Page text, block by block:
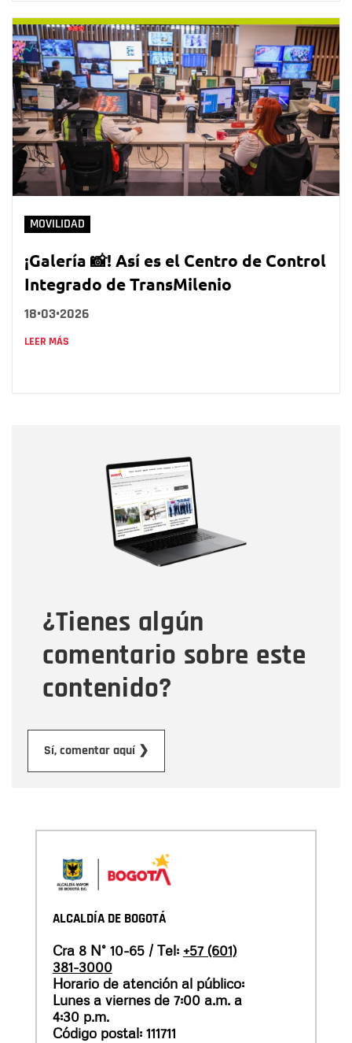
MOVILIDAD
¡Galería 📸! Así es el Centro de Control
Integrado de TransMilenio
18•03•2026
LEER MÁS
¿Tienes algún
comentario sobre este
contenido?
Sí, comentar aquí ❯
Correo electrónico
Tipo de comentario
Mensaje
ALCALDÍA DE BOGOTÁ
Cra 8 N° 10-65 / Tel: +57 (601)
381-3000
Horario de atención al público:
Lunes a viernes de 7:00 a.m. a
4:30 p.m.
Código postal: 111711